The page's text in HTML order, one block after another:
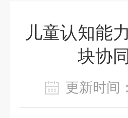
儿童认知能
块协
更新时